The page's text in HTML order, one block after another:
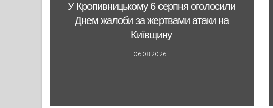
У Кропивницькому 6 серпня оголосили
Днем жалоби за жертвами атаки на
Київщину
06.08.2026